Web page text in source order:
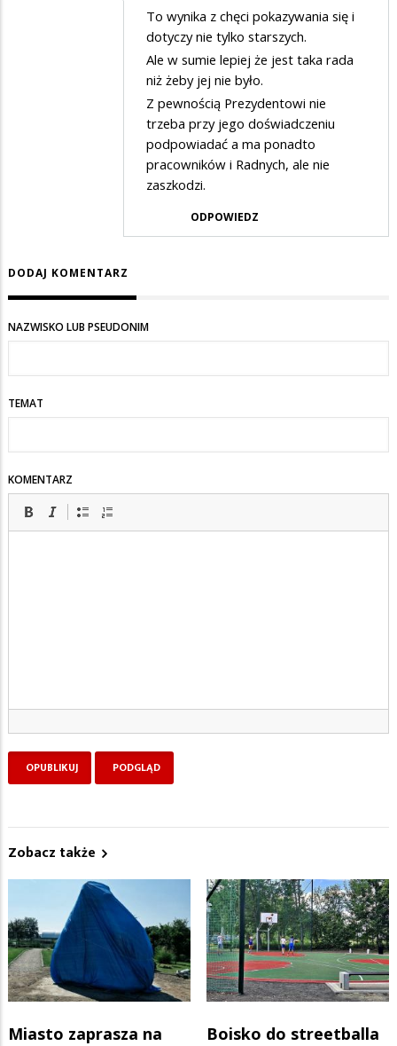
mi
To wynika z chęci pokazywania się i
dotyczy nie tylko starszych.
Ale w sumie lepiej że jest taka rada
niż żeby jej nie było.
Z pewnością Prezydentowi nie
trzeba przy jego doświadczeniu
podpowiadać a ma ponadto
pracowników i Radnych, ale nie
zaszkodzi.
ODPOWIEDZ
DODAJ KOMENTARZ
NAZWISKO LUB PSEUDONIM
TEMAT
KOMENTARZ
Zobacz także
Miasto zaprasza na
Boisko do streetballa